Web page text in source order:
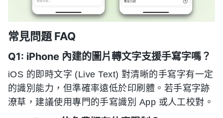
常見問題 FAQ
Q1: iPhone 內建的圖片轉文字支援手寫字嗎？
iOS 的即時文字 (Live Text) 對清晰的手寫字有一定
的識別能力，但準確率遠低於印刷體。若手寫字跡
潦草，建議使用專門的手寫識別 App 或人工校對。